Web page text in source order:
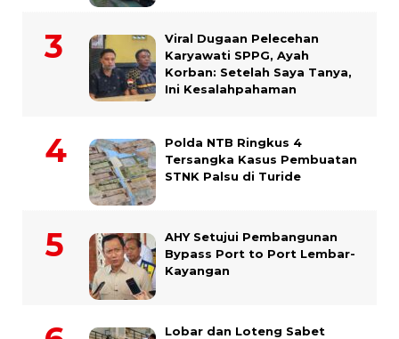
Viral Dugaan Pelecehan
Karyawati SPPG, Ayah
Korban: Setelah Saya Tanya,
Ini Kesalahpahaman
Polda NTB Ringkus 4
Tersangka Kasus Pembuatan
STNK Palsu di Turide
AHY Setujui Pembangunan
Bypass Port to Port Lembar-
Kayangan
Lobar dan Loteng Sabet